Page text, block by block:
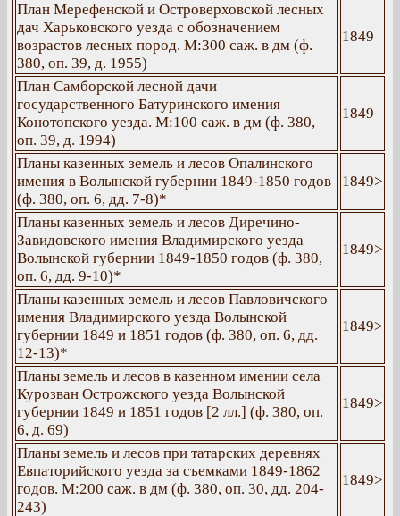
План Мерефенской и Островерховской лесных
дач Харьковского уезда с обозначением
возрастов лесных пород. М:300 саж. в дм (ф.
380, оп. 39, д. 1955)
1849
План Самборской лесной дачи
государственного Батуринского имения
Конотопского уезда. М:100 саж. в дм (ф. 380,
оп. 39, д. 1994)
1849
Планы казенных земель и лесов Опалинского
имения в Волынской губернии 1849-1850 годов
(ф. 380, оп. 6, дд. 7-8)*
1849>
Планы казенных земель и лесов Диречино-
Завидовского имения Владимирского уезда
Волынской губернии 1849-1850 годов (ф. 380,
оп. 6, дд. 9-10)*
1849>
Планы казенных земель и лесов Павловичского
имения Владимирского уезда Волынской
губернии 1849 и 1851 годов (ф. 380, оп. 6, дд.
12-13)*
1849>
Планы земель и лесов в казенном имении села
Курозван Острожского уезда Волынской
губернии 1849 и 1851 годов [2 лл.] (ф. 380, оп.
6, д. 69)
1849>
Планы земель и лесов при татарских деревнях
Евпаторийского уезда за съемками 1849-1862
годов. М:200 саж. в дм (ф. 380, оп. 30, дд. 204-
243)
1849>